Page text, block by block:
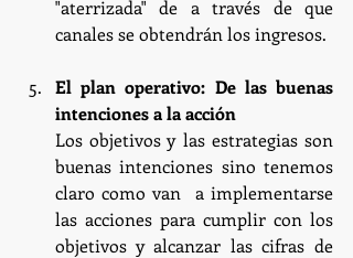
"aterrizada" de a través de que
canales se obtendrán los ingresos.
El plan operativo: De las buenas
intenciones a la acción
Los objetivos y las estrategias son
buenas intenciones sino tenemos
claro como van  a implementarse
las acciones para cumplir con los
objetivos y alcanzar las cifras de